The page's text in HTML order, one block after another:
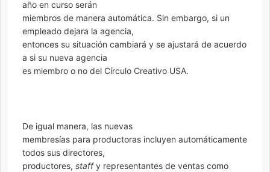
año en curso serán
miembros de manera automática. Sin embargo, si un
empleado dejara la agencia,
entonces su situación cambiará y se ajustará de acuerdo
a si su nueva agencia
es miembro o no del Círculo Creativo USA.
De igual manera, las nuevas
membresías para productoras incluyen automáticamente
todos sus directores,
productores, staffy representantes de ventas como